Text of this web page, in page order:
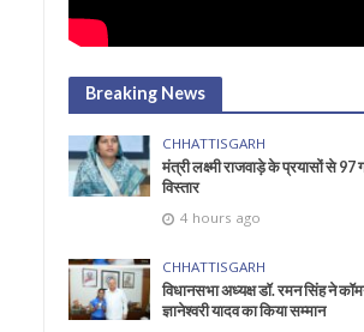
Breaking News
CHHATTISGARH
मंत्री लक्ष्मी राजवाड़े के प्रयासों से 97
विस्तार
4 hours ago
CHHATTISGARH
विधानसभा अध्यक्ष डॉ. रमन सिंह ने
ज्ञानेश्वरी यादव का किया सम्मान